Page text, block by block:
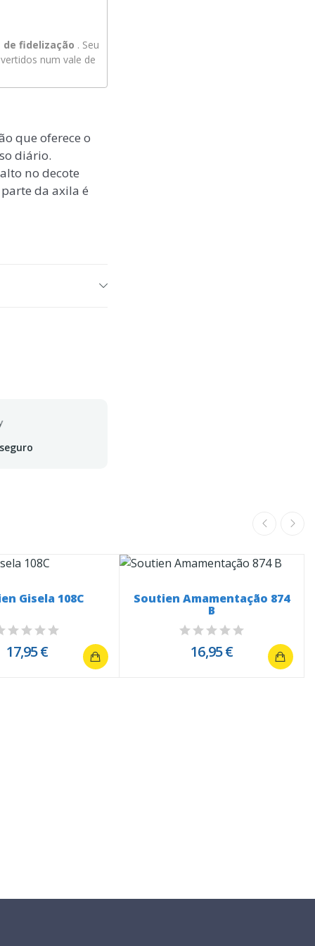
fidelização . Seu
num vale de
que oferece o
diário.
no decote
da axila é
Gisela 108C
17,95 €
Soutien Amamentação 874
B
16,95 €